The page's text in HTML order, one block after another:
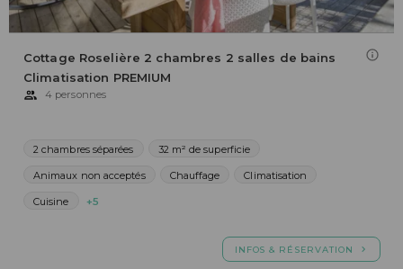
Cottage Roselière 2 chambres 2 salles de bains
Climatisation PREMIUM
4 personnes
2 chambres séparées 32 m² de superficie
Animaux non acceptés Chauffage Climatisation
Cuisine +5
INFOS & RÉSERVATION